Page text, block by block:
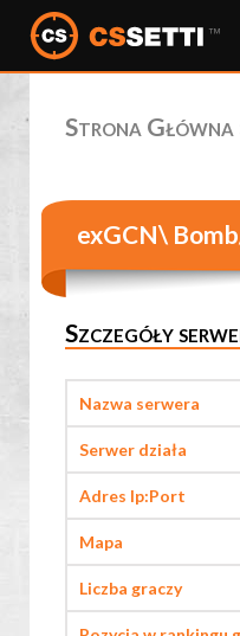
Strona Główna
exGCN\
Szczegóły
Nazwa serwera
Serwer działa
Adres Ip:Port
Mapa
Liczba graczy